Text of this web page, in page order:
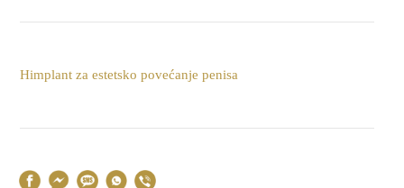
Himplant za estetsko povećanje penisa